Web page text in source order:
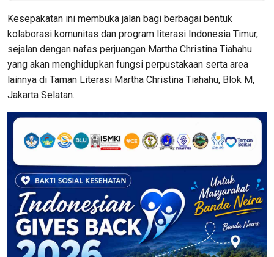
Kesepakatan ini membuka jalan bagi berbagai bentuk
kolaborasi komunitas dan program literasi Indonesia Timur,
sejalan dengan nafas perjuangan Martha Christina Tiahahu
yang akan menghidupkan fungsi perpustakaan serta area
lainnya di Taman Literasi Martha Christina Tiahahu, Blok M,
Jakarta Selatan.